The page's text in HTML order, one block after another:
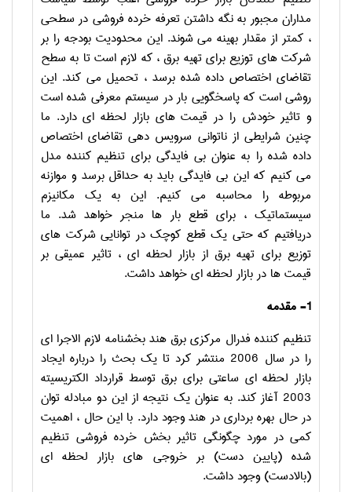
مداران مجبور به نگه داشتن تعرفه خرده فروشی در سطحی
، کمتر از مقدار بهینه می شوند. این محدودیت بودجه را بر
شرکت های توزیع برای تهیه برق ، که لازم است تا به سطح
تقاضای اختصاص داده شده برسد ، تحمیل می کند. این
روشی است که پاسخگویی بار در سیستم معرفی شده است
و تاثیر خودش را در قیمت های بازار لحظه ای دارد. ما
چنین شرایطی از ناتوانی سرویس دهی تقاضای اختصاص
داده شده را به عنوان بی فایدگی برای تنظیم کننده مدل
می کنیم که این بی فایدگی باید به حداقل برسد و موازنه
مربوطه را محاسبه می کنیم. این به یک مکانیزم
سیستماتیک ، برای قطع بار ها منجر خواهد شد. ما
دریافتیم که حتی یک قطع کوچک در توانایی شرکت های
توزیع برای تهیه برق از بازار لحظه ای ، تاثیر عمیقی بر
قیمت ها در بازار لحظه ای خواهد داشت.
1- مقدمه
تنظیم کننده فدرال مرکزی برق هند بخشنامه لازم الاجرا ای
را در سال 2006 منتشر کرد تا یک بحث را درباره ایجاد
بازار لحظه ای ساعتی برای برق توسط قرارداد الکتریسیته
2003 آغاز کند. به عنوان یک نتیجه از این دو مبادله توان
در حال بهره برداری در هند وجود دارد. با این حال ، اهمیت
کمی در مورد چگونگی تاثیر بخش خرده فروشی تنظیم
شده (پایین دست) بر خروجی های بازار لحظه ای
(بالادست) وجود داشت.